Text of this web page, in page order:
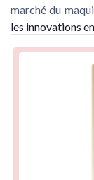
marché du
les innovations